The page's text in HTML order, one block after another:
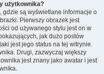
użytkownika?
gdzie są wyświetlane informacje o
Pierwszy obrazek jest
od używanego stylu jest on w
jak dużo postów
jest jego status na tej witrynie.
Drugi, zazwyczaj większy
jest znany jako awatar i jest